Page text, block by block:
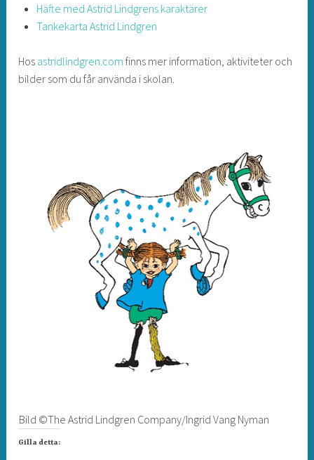
Häfte med Astrid Lindgrens karaktärer
Tankekarta Astrid Lindgren
Hos astridlindgren.com finns mer information, aktiviteter och
bilder som du får använda i skolan.
Bild ©The Astrid Lindgren Company/Ingrid Vang Nyman
Gilla detta: